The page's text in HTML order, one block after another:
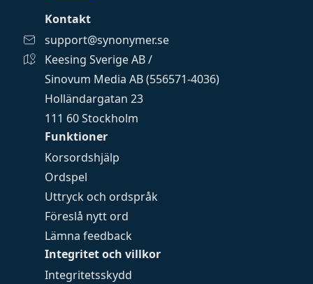
Funktioner
Korsordshjälp
Ordspel
Uttryck och ordspråk
Föreslå nytt ord
Lämna feedback
Integritet och villkor
Integritetsskydd
Kontakt
support@synonymer.se
Keesing Sverige AB /
Sinovum Media AB (556571-4036)
Holländargatan 23
111 60 Stockholm